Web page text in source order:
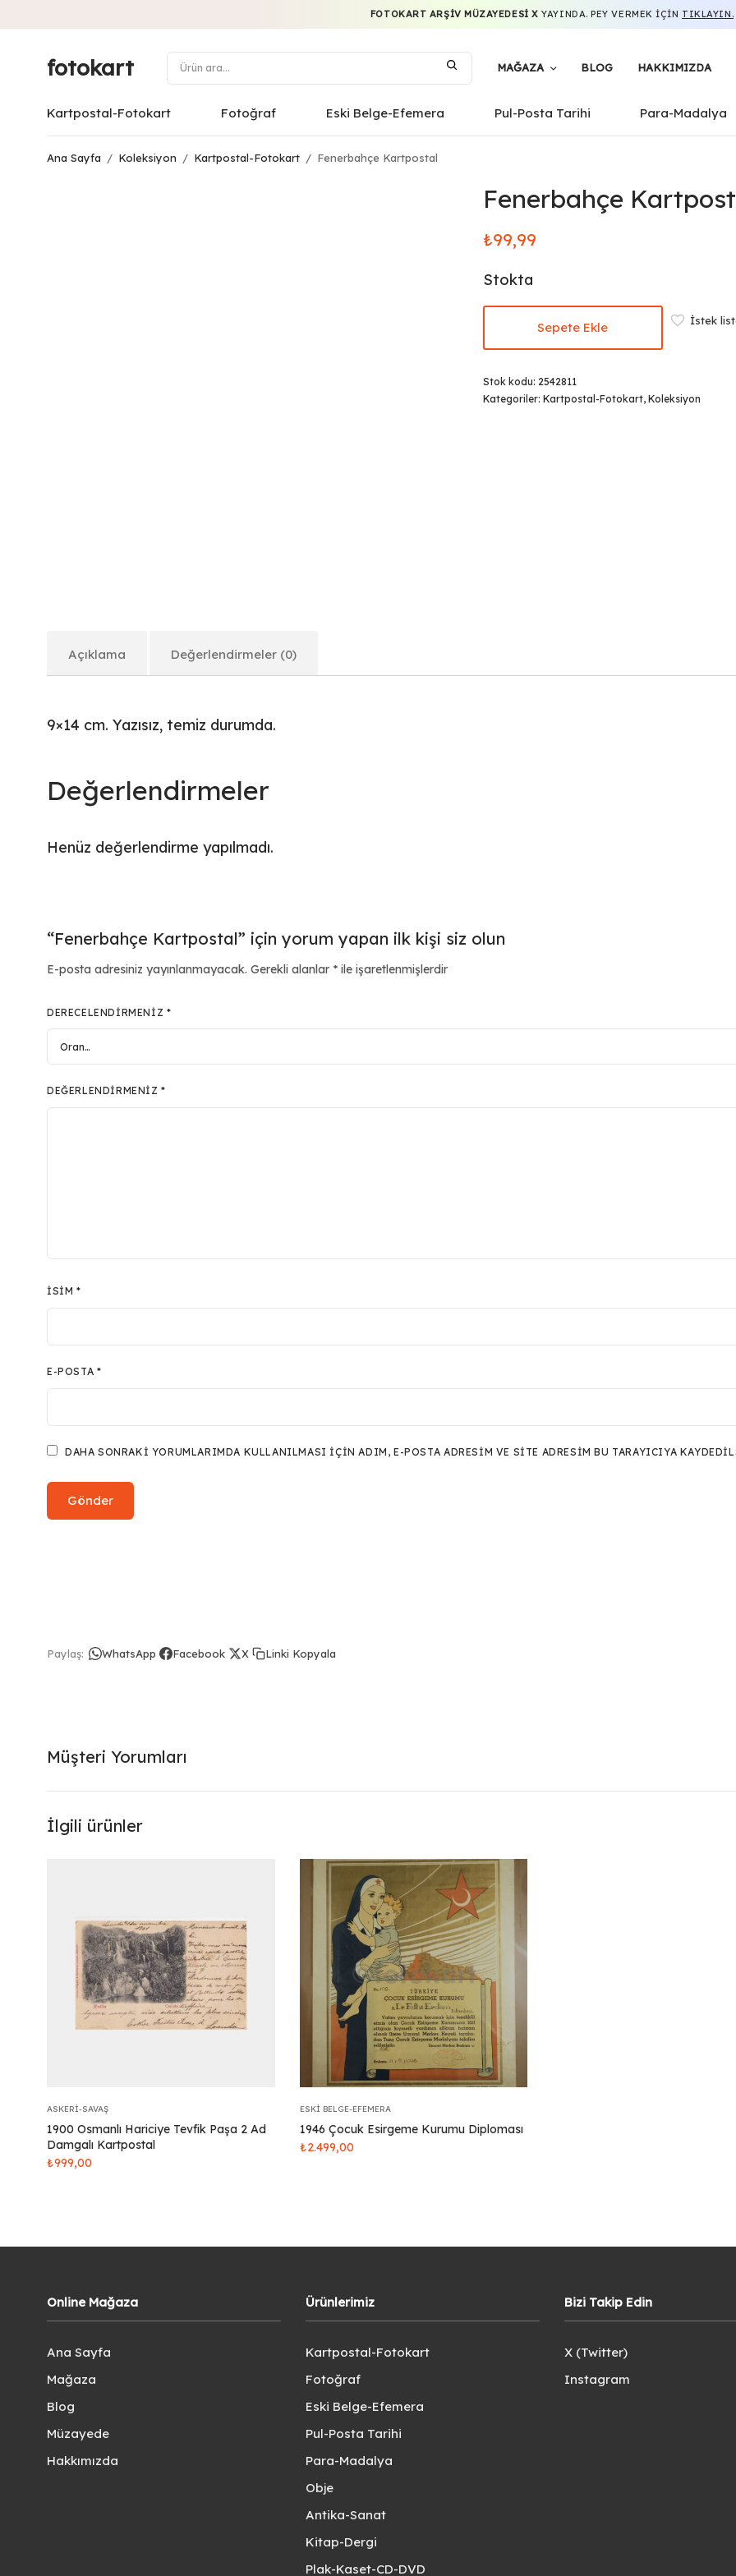
FOTOKART ARŞIV MÜZAYEDESI X YAYINDA. PEY VERMEK IÇIN TIKLAYIN.
fotokart MAĞAZA BLOG HAKKIMIZDA
Kartpostal-Fotokart Fotoğraf Eski Belge-Efemera Pul-Posta Tarihi Para-Madalya
Ana Sayfa / Koleksiyon / Kartpostal-Fotokart / Fenerbahçe Kartpostal
Fenerbahçe
₺99,99
Stokta
Sepete Ekle İstek
Stok kodu: 2542811
Kategoriler: Kartpostal-Fotokart, Koleksiyon
Açıklama Değerlendirmeler (0)
9×14 cm. Yazısız, temiz durumda.
Değerlendirmeler
Henüz değerlendirme yapılmadı.
“Fenerbahçe Kartpostal” için yorum yapan ilk kişi siz olun
E-posta adresiniz yayınlanmayacak. Gerekli alanlar * ile işaretlenmişlerdir
DERECELENDIRMENIZ *
DEĞERLENDIRMENIZ*
İSIM*
E-POSTA *
DAHA SONRAKI YORUMLARIMDA KULLANILMASI IÇIN ADIM, E-POSTA ADRESIM VE SITE ADRESIM BU TARAYICIYA
Paylaş: WhatsApp Facebook X Linki Kopyala
Müşteri Yorumları
İlgili ürünler
ASKERI-SAVAŞ
1900 Osmanlı Hariciye Tevfik Paşa 2 Ad
Damgalı Kartpostal
₺999,00
ESKI BELGE-EFEMERA
1946 Çocuk Esirgeme Kurumu Diploması
₺2.499,00
Online Mağaza
Ana Sayfa
Mağaza
Blog
Müzayede
Hakkımızda
Ürünlerimiz
Kartpostal-Fotokart
Fotoğraf
Eski Belge-Efemera
Pul-Posta Tarihi
Para-Madalya
Obje
Antika-Sanat
Kitap-Dergi
Plak-Kaset-CD-DVD
Bizi Takip Edin
X (Twitter)
Instagram